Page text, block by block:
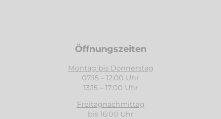
Öffnungszeiten
Montag bis Donnerstag
07:15 – 12:00 Uhr
13:15 – 17:00 Uhr
Freitagnachmittag
bis 16:00 Uhr